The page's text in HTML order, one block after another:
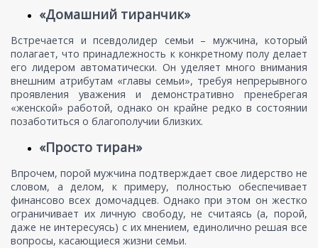
«Домашний тиранчик»
Встречается и псевдолидер семьи – мужчина, который
полагает, что принадлежность к конкретному полу делает
его лидером автоматически. Он уделяет много внимания
внешним атрибутам «главы семьи», требуя непрерывного
проявления уважения и демонстративно пренебрегая
«женской» работой, однако он крайне редко в состоянии
позаботиться о благополучии близких.
«Просто тиран»
Впрочем, порой мужчина подтверждает свое лидерство не
словом, а делом, к примеру, полностью обеспечивает
финансово всех домочадцев. Однако при этом он жестко
ограничивает их личную свободу, не считаясь (а, порой,
даже не интересуясь) с их мнением, единолично решая все
вопросы, касающиеся жизни семьи.